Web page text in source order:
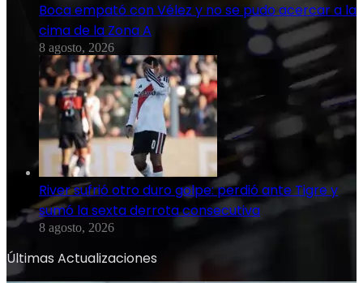
Boca empató con Vélez y no se pudo acercar a la
cima de la Zona A
8 agosto, 2026
River sufrió otro duro golpe: perdió ante Tigre y
sumó la sexta derrota consecutiva
8 agosto, 2026
Últimas Actualizaciones